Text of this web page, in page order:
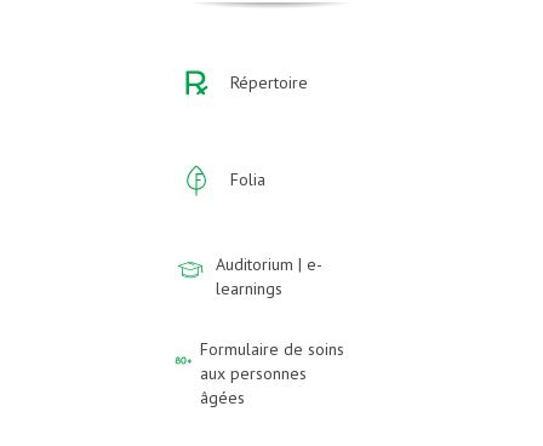
Répertoire
Folia
Auditorium | e-
learnings
Formulaire de soins
aux personnes
âgées